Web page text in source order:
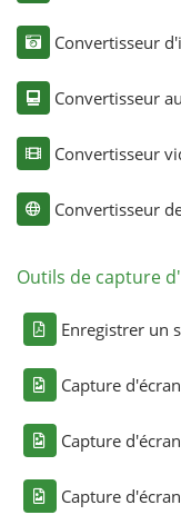
Convertisseur
Convertisseur
Convertisseur
Convertisseur
Outils de capture
Enregistrer un
Capture
Capture
Capture